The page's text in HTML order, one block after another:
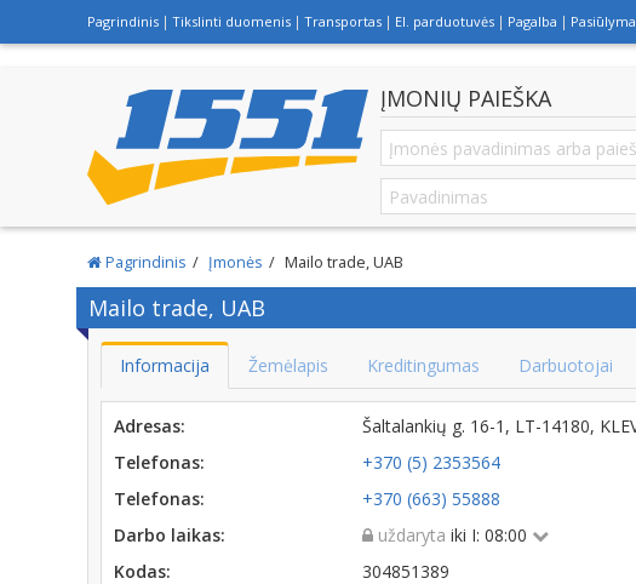
Pagrindinis Tikslinti duomenis Transportas El. parduotuvės Pagalba
ĮMONIŲ PAIEŠKA
Pagrindinis Įmonės Mailo trade, UAB
Mailo trade, UAB
Informacija Žemėlapis Kreditingumas Darbuotojai
Adresas:
Šaltalankių g. 16-1, LT-14180,
Telefonas:
+370 (5) 2353564
Telefonas:
+370 (663) 55888
Darbo laikas:
uždaryta iki I: 08:00
Kodas:
304851389